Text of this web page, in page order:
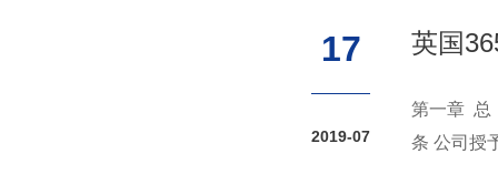
17
2019-07
英国
第一章 总
条 公司授